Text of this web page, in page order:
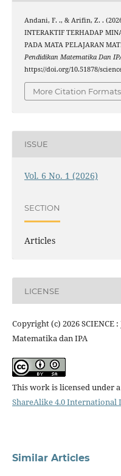
Andani, F. ., & Arifin, Z. .
INTERAKTIF TERHADAP
PADA MATA PELAJARAN
Pendidikan Matematika Dan
https://doi.org/10.51878/
More Citation Formats
ISSUE
Vol. 6 No. 1 (2026)
SECTION
Articles
LICENSE
Copyright (c) 2026
Matematika dan IPA
This work is licensed under a
ShareAlike 4.0 International
Similar Articles